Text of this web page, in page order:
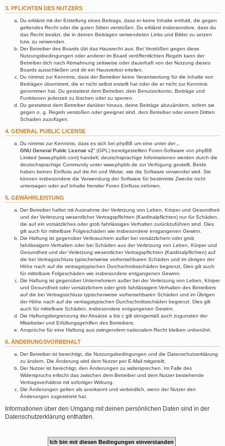
3. PFLICHTEN DES NUTZERS
Du erklärst mit der Erstellung eines Beitrags, dass er keine Inhalte enthält, die gegen
geltendes Recht oder die guten Sitten verstoßen. Du erklärst insbesondere, dass du
das Recht besitzt, die in deinen Beiträgen verwendeten Links und Bilder zu setzen
bzw. zu verwenden.
Der Betreiber des Boards übt das Hausrecht aus. Bei Verstößen gegen diese
Nutzungsbedingungen oder anderer im Board veröffentlichten Regeln kann der
Betreiber dich nach Abmahnung zeitweise oder dauerhaft von der Nutzung dieses
Boards ausschließen und dir ein Hausverbot erteilen.
Du nimmst zur Kenntnis, dass der Betreiber keine Verantwortung für die Inhalte von
Beiträgen übernimmt, die er nicht selbst erstellt hat oder die er nicht zur Kenntnis
genommen hat. Du gestattest dem Betreiber, dein Benutzerkonto, Beiträge und
Funktionen jederzeit zu löschen oder zu sperren.
Du gestattest dem Betreiber darüber hinaus, deine Beiträge abzuändern, sofern sie
gegen o. g. Regeln verstoßen oder geeignet sind, dem Betreiber oder einem Dritten
Schaden zuzufügen.
4. GENERAL PUBLIC LICENSE
Du nimmst zur Kenntnis, dass es sich bei phpBB um eine unter der „
GNU General Public License v2“ (GPL) bereitgestellten Foren-Software von phpBB
Limited (www.phpbb.com) handelt; deutschsprachige Informationen werden durch die
deutschsprachige Community unter www.phpbb.de zur Verfügung gestellt. Beide
haben keinen Einfluss auf die Art und Weise, wie die Software verwendet wird. Sie
können insbesondere die Verwendung der Software für bestimmte Zwecke nicht
untersagen oder auf Inhalte fremder Foren Einfluss nehmen.
5. GEWÄHRLEISTUNG
Der Betreiber haftet mit Ausnahme der Verletzung von Leben, Körper und Gesundheit
und der Verletzung wesentlicher Vertragspflichten (Kardinalpflichten) nur für Schäden,
die auf ein vorsätzliches oder grob fahrlässiges Verhalten zurückzuführen sind. Dies
gilt auch für mittelbare Folgeschäden wie insbesondere entgangenen Gewinn.
Die Haftung ist gegenüber Verbrauchern außer bei vorsätzlichem oder grob
fahrlässigem Verhalten oder bei Schäden aus der Verletzung von Leben, Körper und
Gesundheit und der Verletzung wesentlicher Vertragspflichten (Kardinalpflichten) auf
die bei Vertragsschluss typischerweise vorhersehbaren Schäden und im übrigen der
Höhe nach auf die vertragstypischen Durchschnittsschäden begrenzt. Dies gilt auch
für mittelbare Folgeschäden wie insbesondere entgangenen Gewinn.
Die Haftung ist gegenüber Unternehmern außer bei der Verletzung von Leben, Körper
und Gesundheit oder vorsätzlichem oder grob fahrlässigem Verhalten des Betreibers
auf die bei Vertragsschluss typischerweise vorhersehbaren Schäden und im Übrigen
der Höhe nach auf die vertragstypischen Durchschnittsschäden begrenzt. Dies gilt
auch für mittelbare Schäden, insbesondere entgangenen Gewinn.
Die Haftungsbegrenzung der Absätze a bis c gilt sinngemäß auch zugunsten der
Mitarbeiter und Erfüllungsgehilfen des Betreibers.
Ansprüche für eine Haftung aus zwingendem nationalem Recht bleiben unberührt.
6. ÄNDERUNGSVORBEHALT
Der Betreiber ist berechtigt, die Nutzungsbedingungen und die Datenschutzerklärung
zu ändern. Die Änderung wird dem Nutzer per E-Mail mitgeteilt.
Der Nutzer ist berechtigt, den Änderungen zu widersprechen. Im Falle des
Widerspruchs erlischt das zwischen dem Betreiber und dem Nutzer bestehende
Vertragsverhältnis mit sofortiger Wirkung.
Die Änderungen gelten als anerkannt und verbindlich, wenn der Nutzer den
Änderungen zugestimmt hat.
Informationen über den Umgang mit deinen persönlichen Daten sind in der
Datenschutzerklärung enthalten.